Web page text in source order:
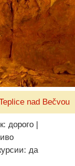
nad Bečvou
дорого |
да